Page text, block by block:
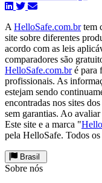
A HelloSafe.com.brtem
site sobre diferentes
acordo com as leis
comparadores são
HelloSafe.com.bré para
profissionais. As
estejam sendo
encontradas nos sites
sem garantias. Ao
Este site e a marca "
pela HelloSafe. Todos
Brasil
Sobre nós